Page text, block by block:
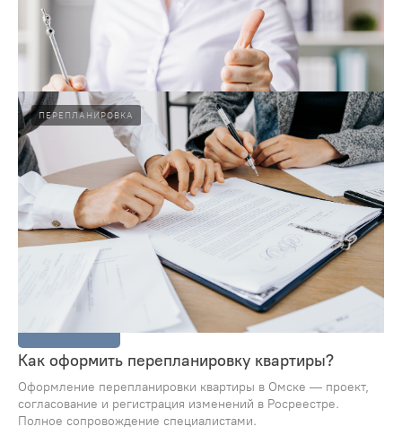
Как узаконить перепланировку?
Узаконить перепланировку квартиры или дома в Омске
можно с техническим паспортом и согласованиями.
Подготовка документов и сопровождение с «Аргос Омск».
04.02.2025
Подробнее
Где согласовать перепланировку?
Читайте, где согласовать перепланировку: в администрации,
жилинспекции и других органах. Узнайте, как упростить
процесс с помощью специалистов.
Подробнее
ПЕРЕПЛАНИРОВКА
Как оформить перепланировку квартиры?
Оформление перепланировки квартиры в Омске — проект,
согласование и регистрация изменений в Росреестре.
Полное сопровождение специалистами.